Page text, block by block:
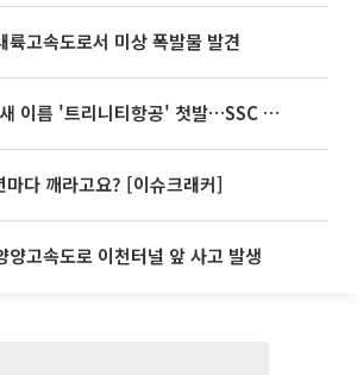
륙고속도로서 미상 폭발물 발견
티웨이항공, 새 이름 '트리니티항공' 첫발…SSC 전략 본격화
마다 깨라고요? [이슈크래커]
양고속도로 이천터널 앞 사고 발생